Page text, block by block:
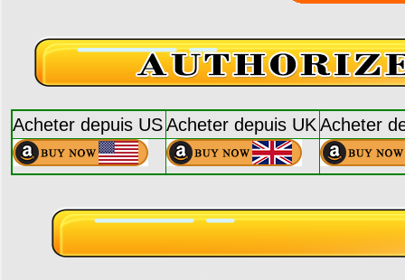
Acheter depuis USAcheter depuis UK Acheter